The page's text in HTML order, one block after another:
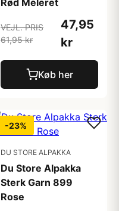
Rød Meleret
VEJL. PRIS
61,95 kr
47,95
kr
Køb her
-23%
DU STORE ALPAKKA
Du Store Alpakka
Sterk Garn 899
Rose